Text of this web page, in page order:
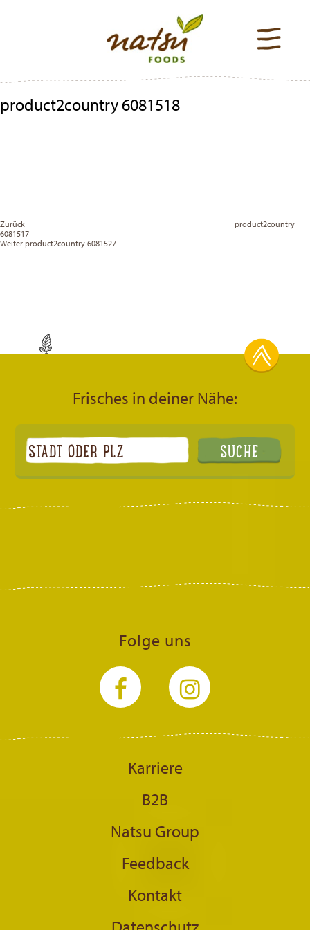
product2country 6081518
Zurück
product2country
6081517
Vor
Weiter product2country 6081527
Frisches in deiner Nähe:
Folge uns
Karriere
B2B
Natsu Group
Feedback
Kontakt